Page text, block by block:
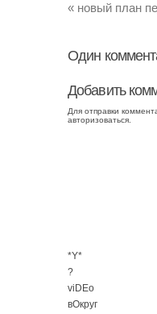
« новый план
Один
Добавить
Для отправки
авторизоваться
*Y*
?
viDEo
вОкруг